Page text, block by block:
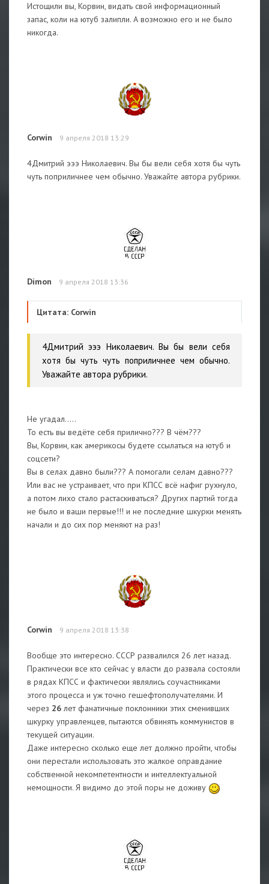
Истощили вы, Корвин, видать свой информационный
запас, коли на ютуб залипли. А возможно его и не было
никогда.
Corwin 9 апреля 2018 13:29
4Дмитрий эээ Николаевич. Вы бы вели себя хотя бы чуть
чуть поприличнее чем обычно. Уважайте автора рубрики.
Dimon 9 апреля 2018 13:36
Цитата: Corwin
4Дмитрий эээ Николаевич. Вы бы вели себя
хотя бы чуть чуть поприличнее чем обычно.
Уважайте автора рубрики.
Не угадал.....
То есть вы ведёте себя прилично??? В чём???
Вы, Корвин, как америкосы будете ссылаться на ютуб и
соцсети?
Вы в селах давно были??? А помогали селам давно???
Или вас не устраивает, что при КПСС всё нафиг рухнуло,
а потом лихо стало растаскиваться? Других партий тогда
не было и ваши первые!!! и не последние шкурки менять
начали и до сих пор меняют на раз!
Corwin 9 апреля 2018 13:38
Вообще это интересно. СССР развалился 26 лет назад.
Практически все кто сейчас у власти до развала состояли
в рядах КПСС и фактически являлись соучастниками
этого процесса и уж точно гешефтополучателями. И
через 26 лет фанатичные поклонники этих сменивших
шкурку управленцев, пытаются обвинять коммунистов в
текущей ситуации.
Даже интересно сколько еще лет должно пройти, чтобы
они перестали использовать это жалкое оправдание
собственной некомпетентности и интеллектуальной
немощности. Я видимо до этой поры не доживу